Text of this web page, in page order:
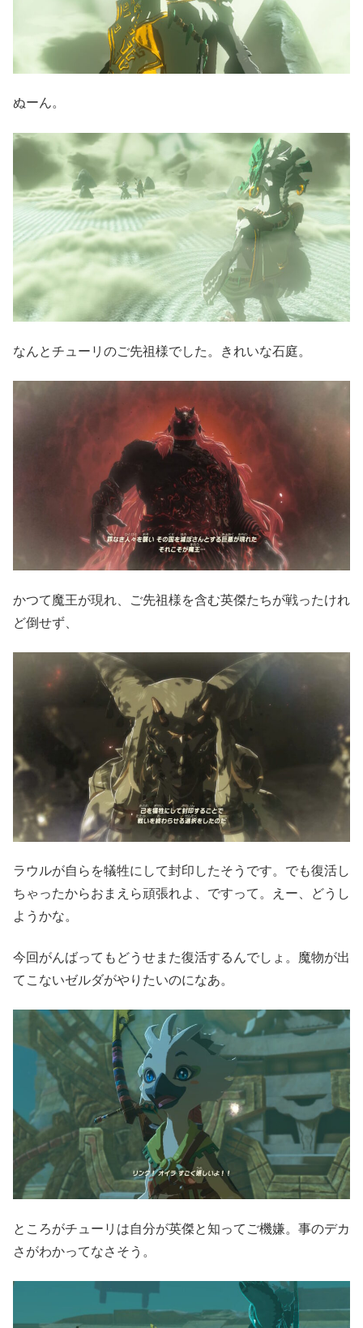
ぬーん。
なんとチューリのご先祖様でした。きれいな石庭。
かつて魔王が現れ、ご先祖様を含む英傑たちが戦ったけれ
ど倒せず、
ラウルが自らを犠牲にして封印したそうです。でも復活し
ちゃったからおまえら頑張れよ、ですって。えー、どうし
ようかな。
今回がんばってもどうせまた復活するんでしょ。魔物が出
てこないゼルダがやりたいのになあ。
ところがチューリは自分が英傑と知ってご機嫌。事のデカ
さがわかってなさそう。